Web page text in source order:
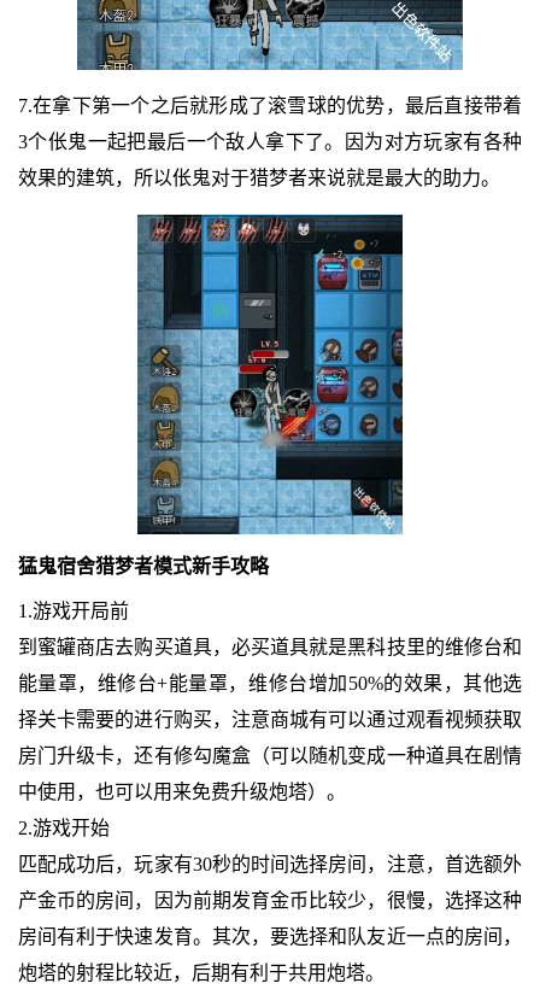
7.在拿下第一个之后就形成了滚雪球的优势，最后直接带着
3个伥鬼一起把最后一个敌人拿下了。因为对方玩家有各种
效果的建筑，所以伥鬼对于猎梦者来说就是最大的助力。
猛鬼宿舍猎梦者模式新手攻略
1.游戏开局前
到蜜罐商店去购买道具，必买道具就是黑科技里的维修台和
能量罩，维修台+能量罩，维修台增加50%的效果，其他选
择关卡需要的进行购买，注意商城有可以通过观看视频获取
房门升级卡，还有修勾魔盒（可以随机变成一种道具在剧情
中使用，也可以用来免费升级炮塔）。
2.游戏开始
匹配成功后，玩家有30秒的时间选择房间，注意，首选额外
产金币的房间，因为前期发育金币比较少，很慢，选择这种
房间有利于快速发育。其次，要选择和队友近一点的房间，
炮塔的射程比较近，后期有利于共用炮塔。